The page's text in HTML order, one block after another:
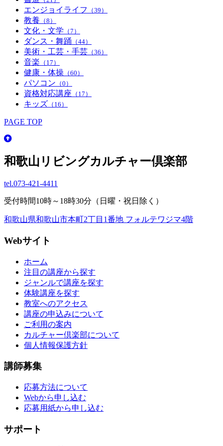
エンジョイライフ （39）
教養 （8）
文化・文学 （7）
ダンス・舞踊 （44）
美術・工芸・手芸 （36）
音楽 （17）
健康・体操 （60）
パソコン （0）
資格対応講座 （17）
キッズ （16）
PAGE TOP
和歌山リビングカルチャー倶楽部
tel.073-421-4411
受付時間10時～18時30分（日曜・祝日除く）
和歌山県和歌山市本町2丁目1番地 フォルテワジマ4階
Webサイト
ホーム
注目の講座から探す
ジャンルで講座を探す
体験講座を探す
教室へのアクセス
講座の申込みについて
ご利用の案内
カルチャー倶楽部について
個人情報保護方針
講師募集
応募方法について
Webから申し込む
応募用紙から申し込む
サポート